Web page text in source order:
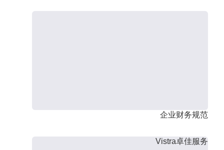
企业财务规范
Vistra卓佳服务